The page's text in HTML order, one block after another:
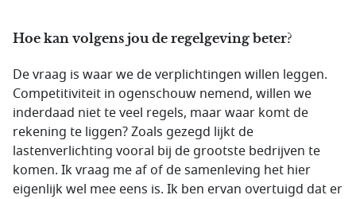
Hoe kan volgens jou de regelgeving beter?
De vraag is waar we de verplichtingen willen leggen.
Competitiviteit in ogenschouw nemend, willen we
inderdaad niet te veel regels, maar waar komt de
rekening te liggen? Zoals gezegd lijkt de
lastenverlichting vooral bij de grootste bedrijven te
komen. Ik vraag me af of de samenleving het hier
eigenlijk wel mee eens is. Ik ben ervan overtuigd dat er